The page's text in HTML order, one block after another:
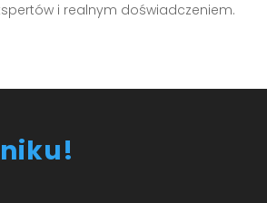
i realnym doświadczeniem.